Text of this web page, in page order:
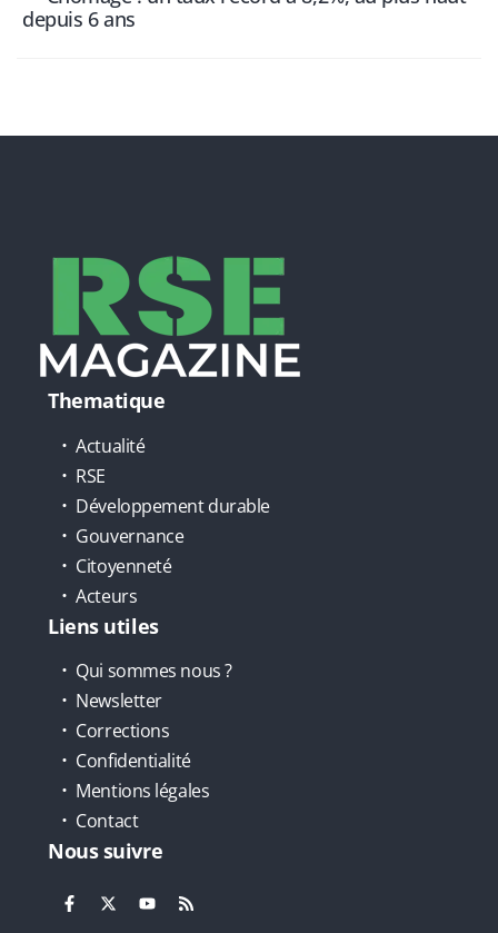
depuis 6 ans
Thematique
Actualité
RSE
Développement durable
Gouvernance
Citoyenneté
Acteurs
Liens utiles
Qui sommes nous ?
Newsletter
Corrections
Confidentialité
Mentions légales
Contact
Nous suivre